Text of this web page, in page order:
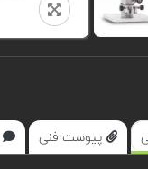
پیوست فنی